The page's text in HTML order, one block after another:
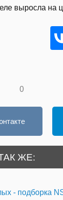
выросла на
0
ЖЕ:
- подборка